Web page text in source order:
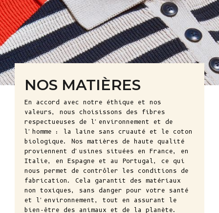
NOS MATIÈRES
En accord avec notre éthique et nos
valeurs, nous choisissons des fibres
respectueuses de l'environnement et de
l'homme : la laine sans cruauté et le coton
biologique. Nos matières de haute qualité
proviennent d'usines situées en France, en
Italie, en Espagne et au Portugal, ce qui
nous permet de contrôler les conditions de
fabrication. Cela garantit des matériaux
non toxiques, sans danger pour votre santé
et l'environnement, tout en assurant le
bien-être des animaux et de la planète.